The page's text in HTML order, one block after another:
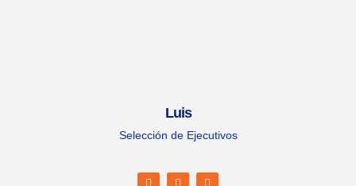
Luis
Selección de Ejecutivos